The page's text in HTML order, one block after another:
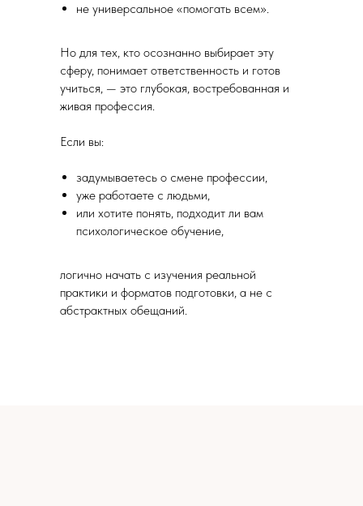
не универсальное «помогать всем».
Но для тех, кто осознанно выбирает эту
сферу, понимает ответственность и готов
учиться, — это глубокая, востребованная и
живая профессия.
Если вы:
задумываетесь о смене профессии,
уже работаете с людьми,
или хотите понять, подходит ли вам
психологическое обучение,
логично начать с изучения реальной
практики и форматов подготовки, а не с
абстрактных обещаний.